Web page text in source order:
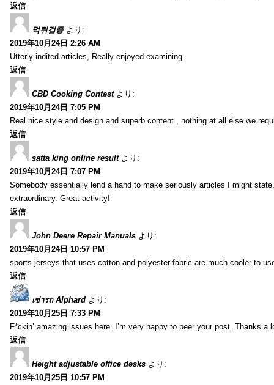
返信
먹튀검증 より:
2019年10月24日 2:26 AM
Utterly indited articles, Really enjoyed examining.
返信
CBD Cooking Contest より:
2019年10月24日 7:05 PM
Real nice style and design and superb content , nothing at all else we
返信
satta king online result より:
2019年10月24日 7:07 PM
Somebody essentially lend a hand to make seriously articles I might
extraordinary. Great activity!
返信
John Deere Repair Manuals より:
2019年10月24日 10:57 PM
sports jerseys that uses cotton and polyester fabric are much cooler to
返信
เช่ารถ Alphard より:
2019年10月25日 7:33 PM
F*ckin’ amazing issues here. I’m very happy to peer your post. Thanks
返信
Height adjustable office desks より:
2019年10月25日 10:57 PM